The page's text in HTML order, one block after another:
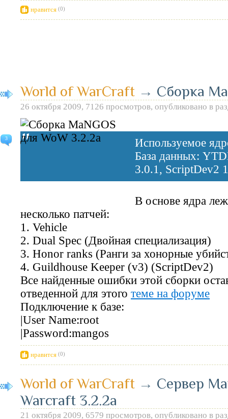
нравится (0)
3
World of WarCraft → Сборка
26 октября 2009, 7126 просмотров, опубликовано в
Используемое
База данных:
3.0.1, ScriptDev2
В основе ядра
несколько патчей:
1. Vehicle
2. Dual Spec (Двойная специализация)
3. Honor ranks (Ранги за хонорные
4. Guildhouse Keeper (v3) (ScriptDev2)
Все найденные ошибки этой сборки
отведенной для этого теме на форуме
Подключение к базе:
|User Name:root
|Password:mangos
нравится (0)
World of WarCraft → Сервер
Warcraft 3.2.2a
21 октября 2009, 6579 просмотров, опубликовано в